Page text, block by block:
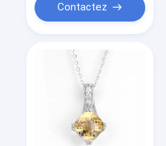
Contactez